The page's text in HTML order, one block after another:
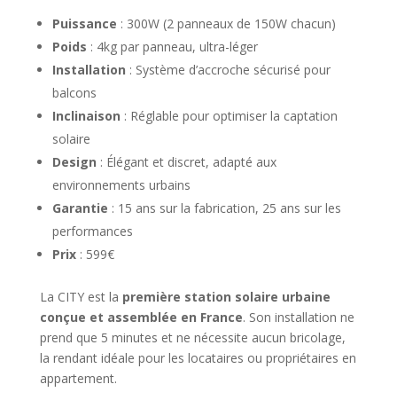
Puissance : 300W (2 panneaux de 150W chacun)
Poids : 4kg par panneau, ultra-léger
Installation : Système d’accroche sécurisé pour
balcons
Inclinaison : Réglable pour optimiser la captation
solaire
Design : Élégant et discret, adapté aux
environnements urbains
Garantie : 15 ans sur la fabrication, 25 ans sur les
performances
Prix: 599€
La CITY est la première station solaire urbaine
conçue et assemblée en France. Son installation ne
prend que 5 minutes et ne nécessite aucun bricolage,
la rendant idéale pour les locataires ou propriétaires en
appartement.